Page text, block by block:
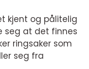
kjent og pålitelig
seg at det finnes
ringsaker som
seg fra